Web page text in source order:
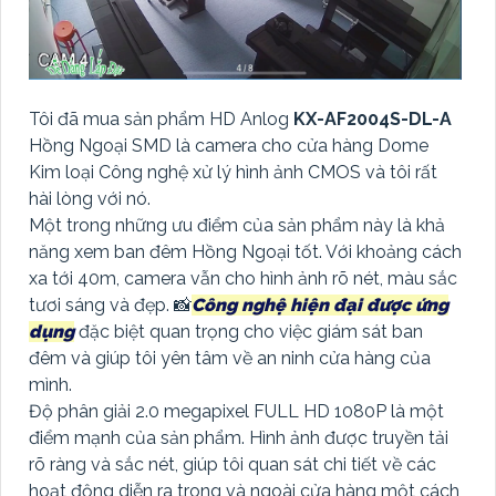
Tôi đã mua sản phẩm HD Anlog KX-AF2004S-DL-A
Hồng Ngoại SMD là camera cho cửa hàng Dome
Kim loại Công nghệ xử lý hình ảnh CMOS và tôi rất
hài lòng với nó.
Một trong những ưu điểm của sản phẩm này là khả
năng xem ban đêm Hồng Ngoại tốt. Với khoảng cách
xa tới 40m, camera vẫn cho hình ảnh rõ nét, màu sắc
tươi sáng và đẹp. 📸Công nghệ hiện đại được ứng
dụngđặc biệt quan trọng cho việc giám sát ban
đêm và giúp tôi yên tâm về an ninh cửa hàng của
mình.
Độ phân giải 2.0 megapixel FULL HD 1080P là một
điểm mạnh của sản phẩm. Hình ảnh được truyền tải
rõ ràng và sắc nét, giúp tôi quan sát chi tiết về các
hoạt động diễn ra trong và ngoài cửa hàng một cách